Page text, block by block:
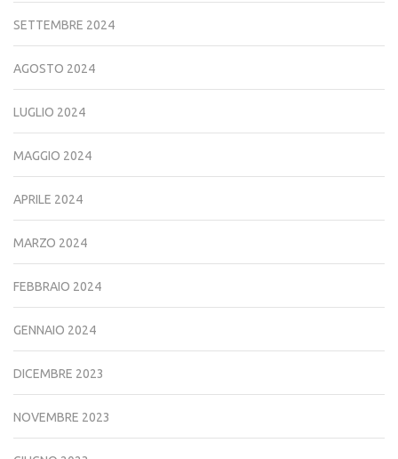
SETTEMBRE 2024
AGOSTO 2024
LUGLIO 2024
MAGGIO 2024
APRILE 2024
MARZO 2024
FEBBRAIO 2024
GENNAIO 2024
DICEMBRE 2023
NOVEMBRE 2023